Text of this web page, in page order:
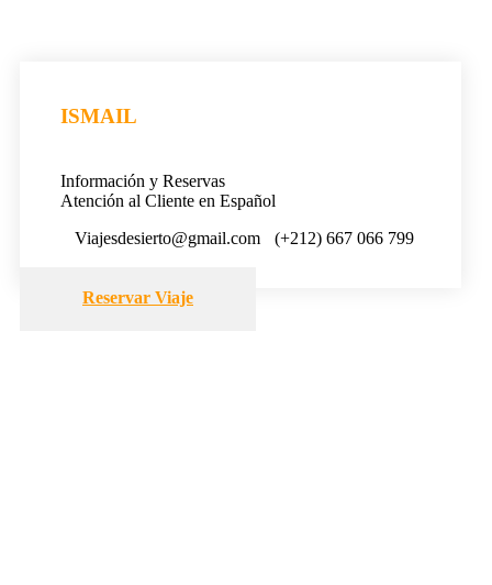
ISMAIL
Información y Reservas
Atención al Cliente en Español
Viajesdesierto@gmail.com
(+212) 667 066 799
Reservar Viaje